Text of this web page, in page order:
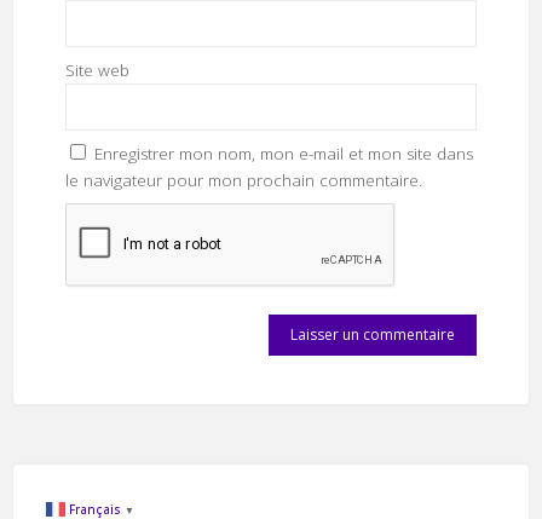
Site web
Enregistrer mon nom, mon e-mail et mon site dans
le navigateur pour mon prochain commentaire.
Français ▼